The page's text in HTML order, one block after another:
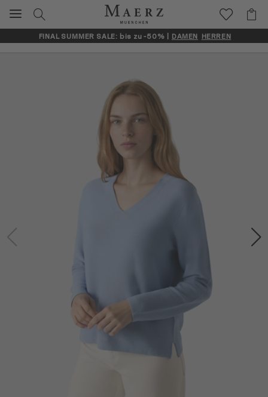
FINAL SUMMER SALE: bis zu -50% | DAMEN HERREN
Artikelbilder überspringen